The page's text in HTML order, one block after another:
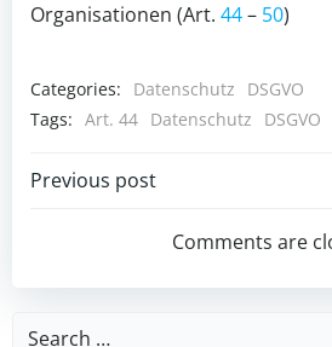
Organisationen (Art. 44– 50)
Categories: Datenschutz
DSGVO
Tags: Art. 44 Datenschutz DSGVO
Post
navigation
Previous post
Comments are
Search